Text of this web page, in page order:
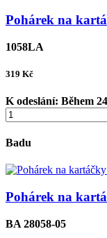
Pohárek na
1058LA
319 Kč
K odeslání: Během
Badu
Pohárek na
BA 28058-05